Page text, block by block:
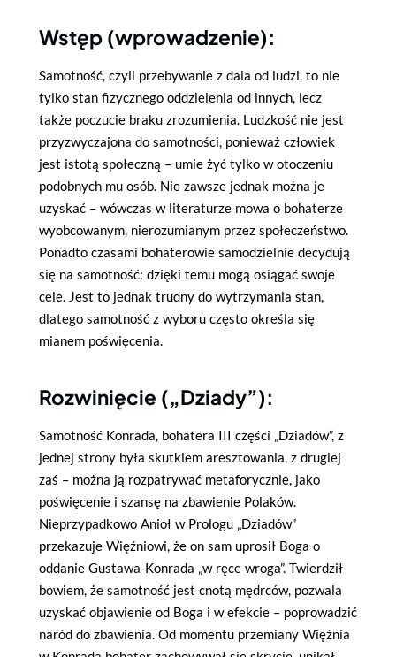
Wstęp (wprowadzenie):
Samotność, czyli przebywanie z dala od ludzi, to nie
tylko stan fizycznego oddzielenia od innych, lecz
także poczucie braku zrozumienia. Ludzkość nie jest
przyzwyczajona do samotności, ponieważ człowiek
jest istotą społeczną – umie żyć tylko w otoczeniu
podobnych mu osób. Nie zawsze jednak można je
uzyskać – wówczas w literaturze mowa o bohaterze
wyobcowanym, nierozumianym przez społeczeństwo.
Ponadto czasami bohaterowie samodzielnie decydują
się na samotność: dzięki temu mogą osiągać swoje
cele. Jest to jednak trudny do wytrzymania stan,
dlatego samotność z wyboru często określa się
mianem poświęcenia.
Rozwinięcie („Dziady”):
Samotność Konrada, bohatera III części „Dziadów”, z
jednej strony była skutkiem aresztowania, z drugiej
zaś – można ją rozpatrywać metaforycznie, jako
poświęcenie i szansę na zbawienie Polaków.
Nieprzypadkowo Anioł w Prologu „Dziadów”
przekazuje Więźniowi, że on sam uprosił Boga o
oddanie Gustawa-Konrada „w ręce wroga”. Twierdził
bowiem, że samotność jest cnotą mędrców, pozwala
uzyskać objawienie od Boga i w efekcie – poprowadzić
naród do zbawienia. Od momentu przemiany Więźnia